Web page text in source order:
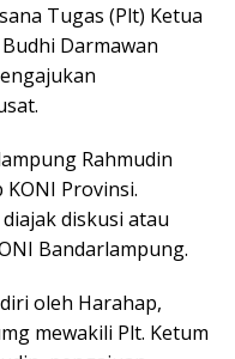
Tugas (Plt) Ketua
Darmawan
Rahmudin
Provinsi.
diskusi atau
Bandarlampung.
oleh Harahap,
mewakili Plt. Ketum